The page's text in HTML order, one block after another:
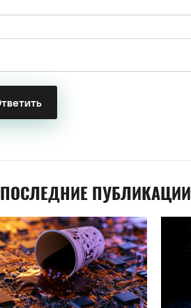
ПОСЛЕДНИЕ ПУБЛИКАЦИИ